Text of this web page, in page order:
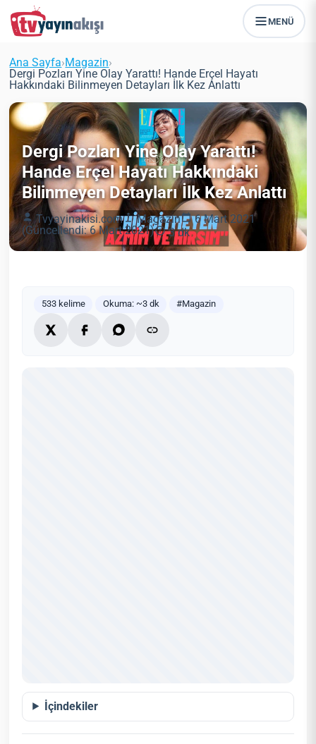
MENÜ
Ana Sayfa›Magazin›
Dergi Pozları Yine Olay Yarattı! Hande Erçel Hayatı
Hakkındaki Bilinmeyen Detayları İlk Kez Anlattı
Dergi Pozları Yine Olay Yarattı!
Hande Erçel Hayatı Hakkındaki
Bilinmeyen Detayları İlk Kez Anlattı
Tvyayinakisi.com Magazin
6 Mart 2021
(Güncellendi: 6 Mart 2021)
3 dk
533 kelime Okuma: ~3 dk #Magazin
İçindekiler